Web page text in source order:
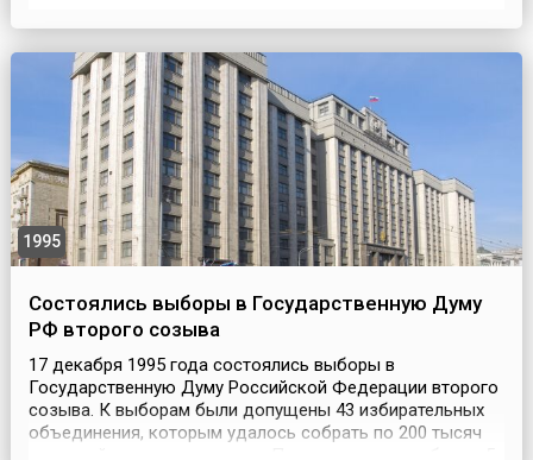
года состоялась премьера 37-го сезона сериала.В
социальной жизни Америки, но, прежде всего, эт...
1995
Состоялись выборы в Государственную Думу
РФ второго созыва
17 декабря 1995 года состоялись выборы в
Государственную Думу Российской Федерации второго
созыва. К выборам были допущены 43 избирательных
объединения, которым удалось собрать по 200 тысяч